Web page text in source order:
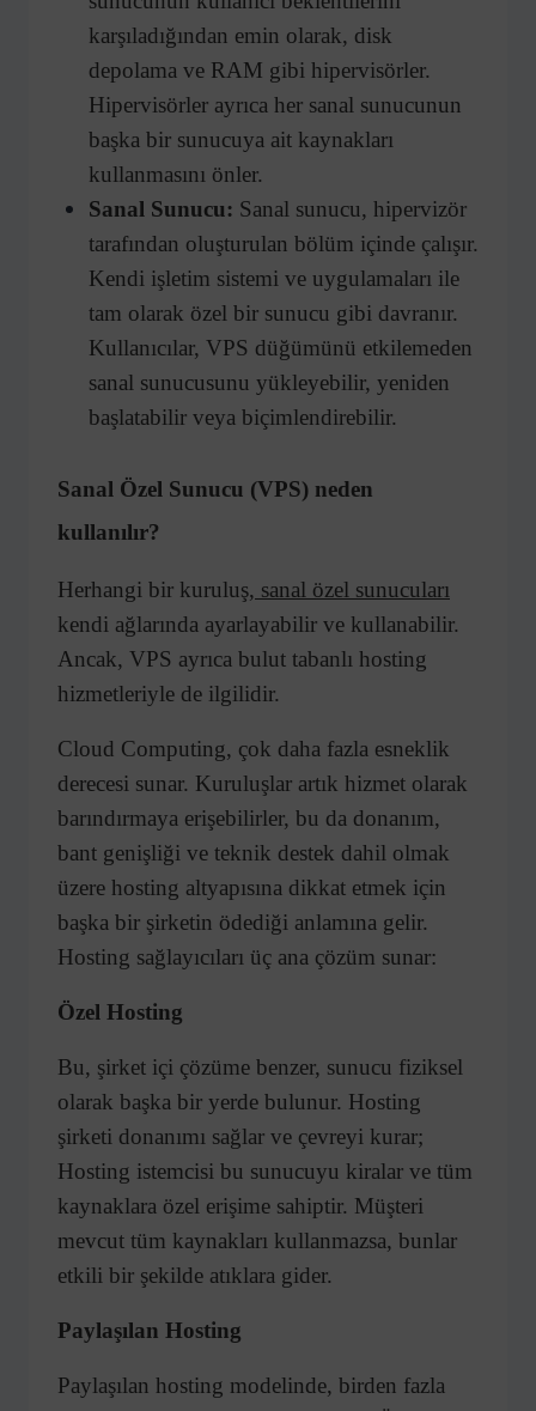
karşıladığından emin olarak, disk
depolama ve RAM gibi hipervisörler.
Hipervisörler ayrıca her sanal sunucunun
başka bir sunucuya ait kaynakları
kullanmasını önler.
Sanal Sunucu: Sanal sunucu, hipervizör
tarafından oluşturulan bölüm içinde çalışır.
Kendi işletim sistemi ve uygulamaları ile
tam olarak özel bir sunucu gibi davranır.
Kullanıcılar, VPS düğümünü etkilemeden
sanal sunucusunu yükleyebilir, yeniden
başlatabilir veya biçimlendirebilir.
Sanal Özel Sunucu (VPS) neden
kullanılır?
Herhangi bir kuruluş, sanal özel sunucuları
kendi ağlarında ayarlayabilir ve kullanabilir.
Ancak, VPS ayrıca bulut tabanlı hosting
hizmetleriyle de ilgilidir.
Cloud Computing, çok daha fazla esneklik
derecesi sunar. Kuruluşlar artık hizmet olarak
barındırmaya erişebilirler, bu da donanım,
bant genişliği ve teknik destek dahil olmak
üzere hosting altyapısına dikkat etmek için
başka bir şirketin ödediği anlamına gelir.
Hosting sağlayıcıları üç ana çözüm sunar:
Özel Hosting
Bu, şirket içi çözüme benzer, sunucu fiziksel
olarak başka bir yerde bulunur. Hosting
şirketi donanımı sağlar ve çevreyi kurar;
Hosting istemcisi bu sunucuyu kiralar ve tüm
kaynaklara özel erişime sahiptir. Müşteri
mevcut tüm kaynakları kullanmazsa, bunlar
etkili bir şekilde atıklara gider.
Paylaşılan Hosting
Paylaşılan hosting modelinde, birden fazla